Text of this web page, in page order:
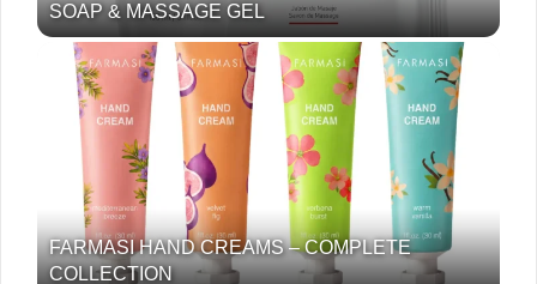
SOAP & MASSAGE GEL
FARMASI HAND CREAMS – COMPLETE
COLLECTION